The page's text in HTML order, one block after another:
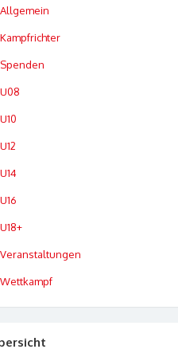
Allgemein
Kampfrichter
Spenden
U08
U10
U12
U14
U16
U18+
Veranstaltungen
Wettkampf